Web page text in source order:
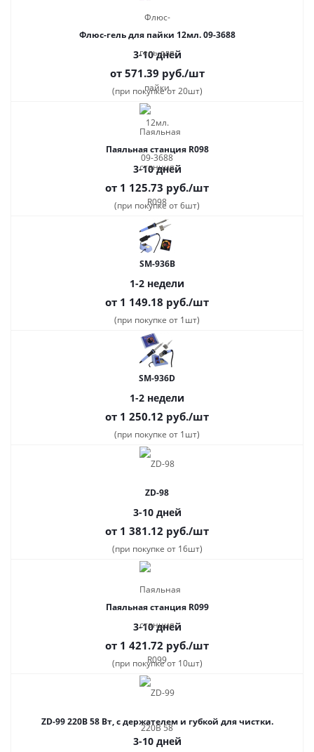
Флюс-гель для пайки 12мл. 09-3688
3-10 дней
от 571.39 руб./шт
(при покупке от 20шт)
Паяльная станция R098
3-10 дней
от 1 125.73 руб./шт
(при покупке от 6шт)
SM-936B
1-2 недели
от 1 149.18 руб./шт
(при покупке от 1шт)
SM-936D
1-2 недели
от 1 250.12 руб./шт
(при покупке от 1шт)
ZD-98
3-10 дней
от 1 381.12 руб./шт
(при покупке от 16шт)
Паяльная станция R099
3-10 дней
от 1 421.72 руб./шт
(при покупке от 10шт)
ZD-99 220В 58 Вт, с держателем и губкой для чистки.
3-10 дней